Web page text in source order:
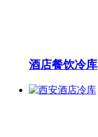
酒店餐饮冷库